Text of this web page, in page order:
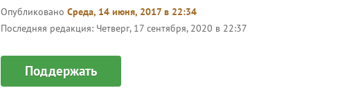
Опубликовано Среда, 14 июня, 2017 в 22:34
Последняя редакция: Четверг, 17 сентября, 2020 в 22:37
Поддержать